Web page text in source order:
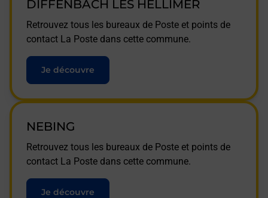
DIFFENBACH LES HELLIMER
Retrouvez tous les bureaux de Poste et points de
contact La Poste dans cette commune.
Je découvre
NEBING
Retrouvez tous les bureaux de Poste et points de
contact La Poste dans cette commune.
Je découvre